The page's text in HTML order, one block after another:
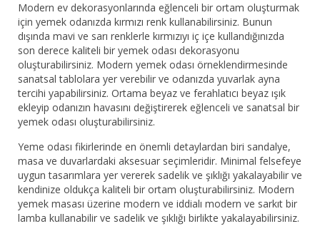
Modern ev dekorasyonlarında eğlenceli bir ortam oluşturmak
için yemek odanızda kırmızı renk kullanabilirsiniz. Bunun
dışında mavi ve sarı renklerle kırmızıyı iç içe kullandığınızda
son derece kaliteli bir yemek odası dekorasyonu
oluşturabilirsiniz. Modern yemek odası örneklendirmesinde
sanatsal tablolara yer verebilir ve odanızda yuvarlak ayna
tercihi yapabilirsiniz. Ortama beyaz ve ferahlatıcı beyaz ışık
ekleyip odanızın havasını değiştirerek eğlenceli ve sanatsal bir
yemek odası oluşturabilirsiniz.
Yeme odası fikirlerinde en önemli detaylardan biri sandalye,
masa ve duvarlardaki aksesuar seçimleridir. Minimal felsefeye
uygun tasarımlara yer vererek sadelik ve şıklığı yakalayabilir ve
kendinize oldukça kaliteli bir ortam oluşturabilirsiniz. Modern
yemek masası üzerine modern ve iddialı modern ve sarkıt bir
lamba kullanabilir ve sadelik ve şıklığı birlikte yakalayabilirsiniz.